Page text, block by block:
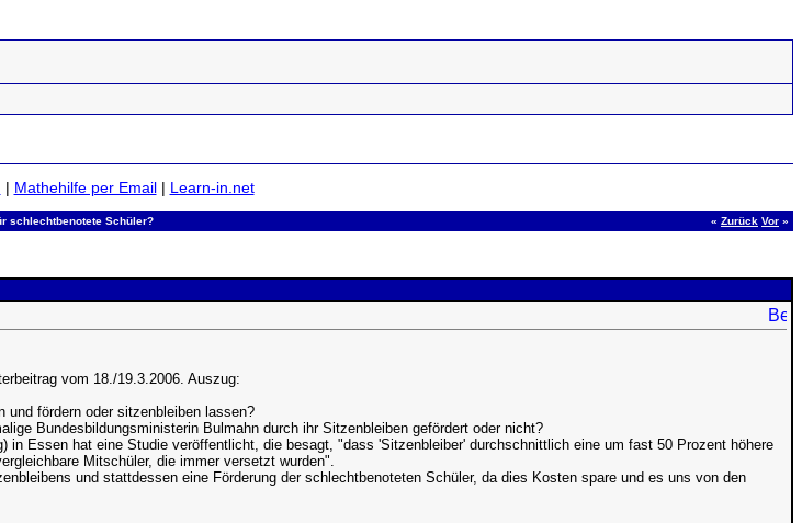
| Mathehilfe per Email| Learn-in.net
schlechtbenotete Schüler? « Zurück Vor »
vom 18./19.3.2006. Auszug:
und fördern oder sitzenbleiben lassen?
Bundesbildungsministerin Bulmahn durch ihr Sitzenbleiben gefördert oder nicht?
Essen hat eine Studie veröffentlicht, die besagt, "dass 'Sitzenbleiber' durchschnittlich eine um fast 50 Prozent höhere
Mitschüler, die immer versetzt wurden".
und stattdessen eine Förderung der schlechtbenoteten Schüler, da dies Kosten spare und es uns von den